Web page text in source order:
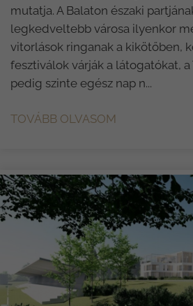
mutatja. A Balaton északi
legkedveltebb városa ilyenkor
vitorlások ringanak a kikötőben,
fesztiválok várják a látogatókat, a
pedig szinte egész nap n...
TOVÁBB OLVASOM